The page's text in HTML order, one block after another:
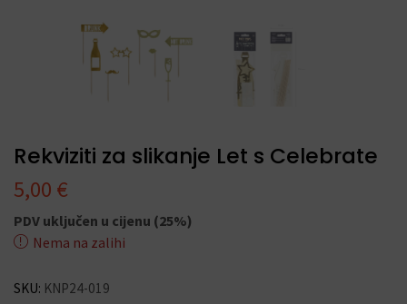
Rekviziti za slikanje Let s Celebrate
5,00 €
PDV uključen u cijenu (25%)
Nema na zalihi
SKU: KNP24-019